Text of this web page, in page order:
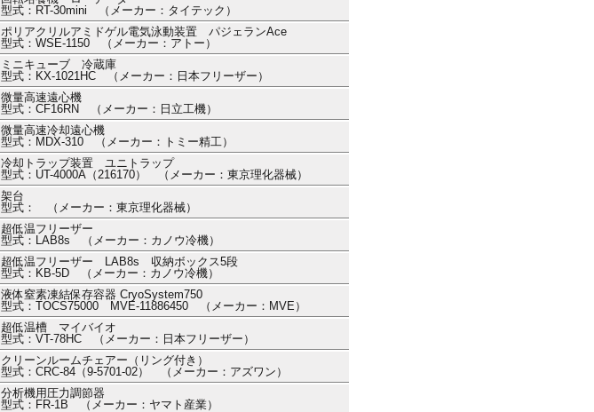
型式：RT-30mini （メーカー：タイテック）
ポリアクリルアミドゲル電気泳動装置 パジェランAce
型式：WSE-1150 （メーカー：アトー）
ミニキューブ 冷蔵庫
型式：KX-1021HC （メーカー：日本フリーザー）
微量高速遠心機
型式：CF16RN （メーカー：日立工機）
微量高速冷却遠心機
型式：MDX-310 （メーカー：トミー精工）
冷却トラップ装置 ユニトラップ
型式：UT-4000A（216170） （メーカー：東京理化器械）
架台
型式： （メーカー：東京理化器械）
超低温フリーザー
型式：LAB8s （メーカー：カノウ冷機）
超低温フリーザー LAB8s 収納ボックス5段
型式：KB-5D （メーカー：カノウ冷機）
液体窒素凍結保存容器 CryoSystem750
型式：TOCS75000 MVE-11886450 （メーカー：MVE）
超低温槽 マイバイオ
型式：VT-78HC （メーカー：日本フリーザー）
クリーンルームチェアー（リング付き）
型式：CRC-84（9-5701-02） （メーカー：アズワン）
分析機用圧力調節器
型式：FR-1B （メーカー：ヤマト産業）